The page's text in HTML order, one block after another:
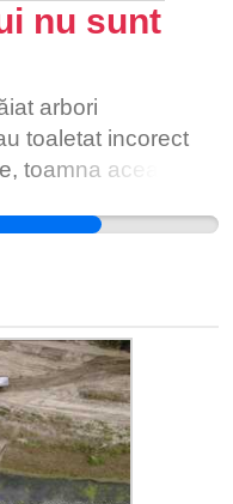
nu sunt
arbori
toaletat incorect
toamna aceasta
• Cinci castani
au fost tăiați
de construcție al
peisaj cu valoare
de brașoveni a
să aflăm ulterior
se propun,
astfel de zone